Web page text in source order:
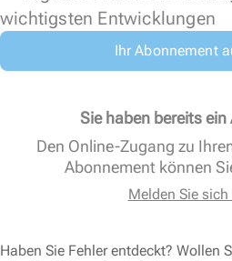
wichtigsten Entwicklungen
Ihr Abonnement
Sie haben bereits
Den Online-Zugang zu
Abonnement können
Melden Sie sich
Haben Sie Fehler entdeckt? Wollen